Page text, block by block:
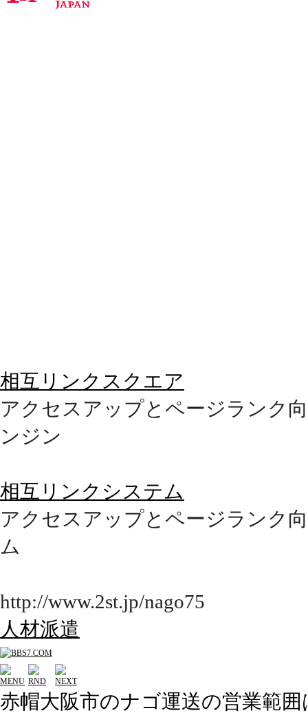
相互リンクスクエア
アクセスアップとページランク
ンジン
相互リンクシステム
アクセスアップとページランク
ム
http://www.2st.jp/nago75
人材派遣
赤帽大阪市のナゴ運送の営業範